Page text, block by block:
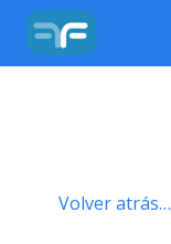
Volver atrás…